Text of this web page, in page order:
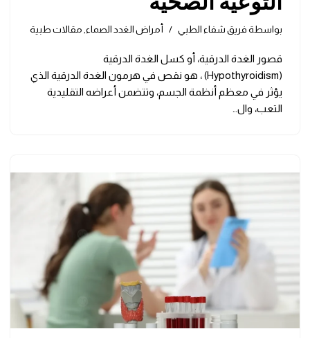
بواسطة فريق شفاء الطبي أمراض الغدد الصماء, مقالات طبية
قصور الغدة الدرقية، أو كسل الغدة الدرقية
(Hypothyroidism) ، هو نقص في هرمون الغدة الدرقية الذي
يؤثر في معظم أنظمة الجسم، وتتضمن أعراضه التقليدية
التعب، وال…